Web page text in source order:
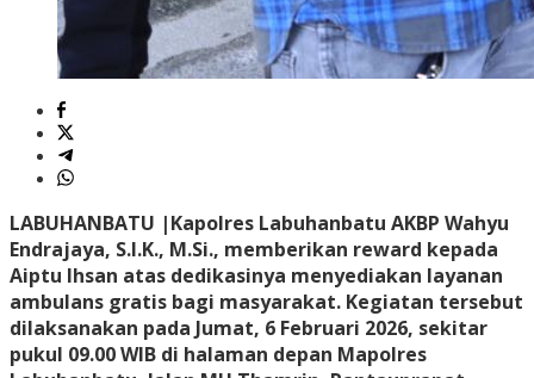
LABUHANBATU |Kapolres Labuhanbatu AKBP Wahyu
Endrajaya, S.I.K., M.Si., memberikan reward kepada
Aiptu Ihsan atas dedikasinya menyediakan layanan
ambulans gratis bagi masyarakat. Kegiatan tersebut
dilaksanakan pada Jumat, 6 Februari 2026, sekitar
pukul 09.00 WIB di halaman depan Mapolres